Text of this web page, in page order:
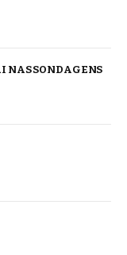
NAS SONDAGENS